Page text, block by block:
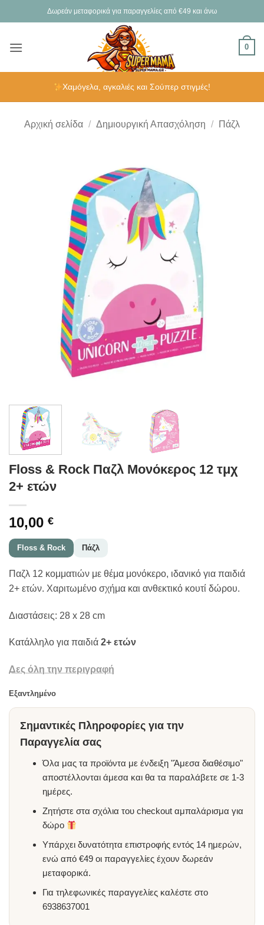
στο
Δωρεάν μεταφορικά για παραγγελίες από €49 και άνω
0
Χαμόγελα, αγκαλιές και Σούπερ στιγμές!
Αρχική σελίδα / Δημιουργική Απασχόληση / Πάζλ
Floss & Rock Παζλ Μονόκερος 12 τμχ
2+ ετών
10,00 €
Floss & Rock Πάζλ
Παζλ 12 κομματιών με θέμα μονόκερο, ιδανικό για παιδιά
2+ ετών. Χαριτωμένο σχήμα και ανθεκτικό κουτί δώρου.
Διαστάσεις: 28 x 28 cm
Κατάλληλο για παιδιά 2+ ετών
Δες όλη την περιγραφή
Εξαντλημένο
Σημαντικές Πληροφορίες για την
Παραγγελία σας
Όλα μας τα προϊόντα με ένδειξη "Άμεσα διαθέσιμο"
αποστέλλονται άμεσα και θα τα παραλάβετε σε 1-3
ημέρες.
Ζητήστε στα σχόλια του checkout αμπαλάρισμα για
δώρο
Υπάρχει δυνατότητα επιστροφής εντός 14 ημερών,
ενώ από €49 οι παραγγελίες έχουν δωρεάν
μεταφορικά.
Για τηλεφωνικές παραγγελίες καλέστε στο
6938637001